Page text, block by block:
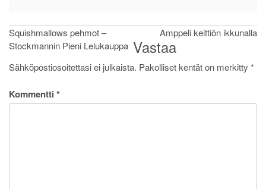
Artikkelien
selaus
Squishmallows pehmot –
Stockmannin Pieni Lelukauppa
Amppeli keittiön ikkunalla
Vastaa
Sähköpostiosoitettasi ei julkaista. Pakolliset kentät on merkitty *
Kommentti *